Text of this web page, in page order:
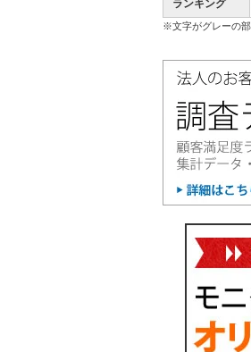
ランキング
※文字がグレーの部